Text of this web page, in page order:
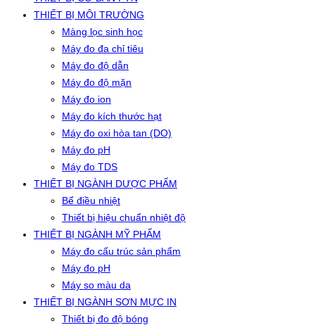
THIẾT BỊ MÔI TRƯỜNG
Màng lọc sinh học
Máy đo đa chỉ tiêu
Máy đo độ dẫn
Máy đo độ mặn
Máy đo ion
Máy đo kích thước hạt
Máy đo oxi hòa tan (DO)
Máy đo pH
Máy đo TDS
THIẾT BỊ NGÀNH DƯỢC PHẨM
Bể điều nhiệt
Thiết bị hiệu chuẩn nhiệt độ
THIẾT BỊ NGÀNH MỸ PHẨM
Máy đo cấu trúc sản phẩm
Máy đo pH
Máy so màu da
THIẾT BỊ NGÀNH SƠN MỰC IN
Thiết bị đo độ bóng